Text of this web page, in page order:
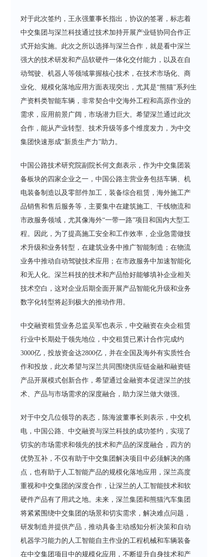
对于此次签约，王永强董事长指出，协议的签署，标志着
中交集团与深兰科技通过技术加持开展产业链协同合作正
式开始实施。此次之所以选择与深兰合作，就是看中深兰
强大的技术研发和产品软硬件一体化交付能力，以及在自
动驾驶、机器人等领域掌握核心技术，在技术市场化、商
业化、规模化落地应用方面表现突出，尤其是“熊猫”系列生
产资料类智能车辆，非常契合中交海外工程和高原作业的
需求，应用前景广阔，市场潜力巨大。希望深兰通过此次
合作，能从产业转型、技术升级等多个维度发力，为中交
集团快速形成“新质生产力”助力。
中国公路技术研究院副院长何文彪表示，作为中交集团装
备板块的四家企业之一，中国公路主营业务包括车辆、机
电装备制造以及零部件加工，装备综合租赁，海外施工产
品销售和售后服务等，主要集中在建筑施工、干线物流和
市政服务领域，尤其像海外“一带一路”项目和国内大型工
程。因此，为了提高施工安全和工作效率，企业急需做技
术升级和业务转型，在建筑业务中推广智能制造；在物流
业务中推动自动驾驶技术应用；在市政服务中加速智能化
和无人化。深兰科技的技术和产品恰好能够填补企业相关
技术空白，这对企业后期全面开展产品智能化升级和业务
数字化转型将起到极大的推动作用。
中交融资租赁业务总监吴军也表示，中交融资在央企租赁
行业中长期处于领先地位，中交租赁已累计合作完成约
3000亿，投放资金达2800亿，并在全国及海外有实质性合
作和投放，此次希望与深兰共同围绕供应链金融和融资链
产品开展模式创新合作，希望通过金融资本促进深兰的技
术、产品与市场需求的深度融合，助力深兰做大做强。
对于中交几位领导的表态，陈海波董事长则表示，中交机
电，中国公路、中交融资与深兰科技的成功签约，实现了
切实的市场需求和领先的技术和产品的深度融合，四方的
优势互补，不仅有助于中交集团解决项目中必须解决的痛
点，也有助于人工智能产品的规模化落地应用，深兰高度
重视和中交集团的深度合作，让深兰的人工智能技术和软
硬件产品有了用武之地。未来，深兰集团和熊猫汽车集团
将紧紧围绕中交集团的场景和切实需求，解决难点问题，
研发制造并提供产品，推动具备主动感知分析决策和自动
机器学习能力的人工智能自主作业的工程机械和车辆装备
在中交集团项目中的规模化应用，不断提升自身技术和产